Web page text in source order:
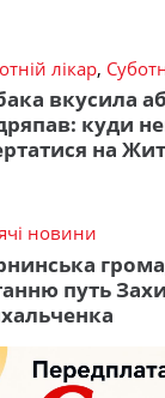
лікар,
вкусила
куди
на
новини
путь